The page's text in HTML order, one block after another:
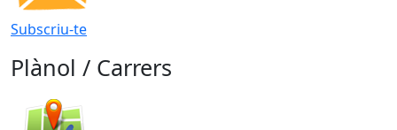
Subscriu-te
Plànol / Carrers